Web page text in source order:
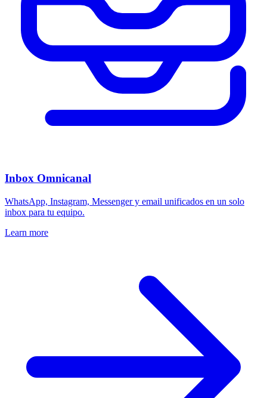
Inbox Omnicanal
WhatsApp, Instagram, Messenger y email unificados en un solo
inbox para tu equipo.
Learn more